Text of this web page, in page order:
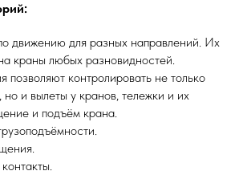
движению для разных направлений. Их
краны любых разновидностей.
позволяют контролировать не только
но и вылеты у кранов, тележки и их
и подъём крана.